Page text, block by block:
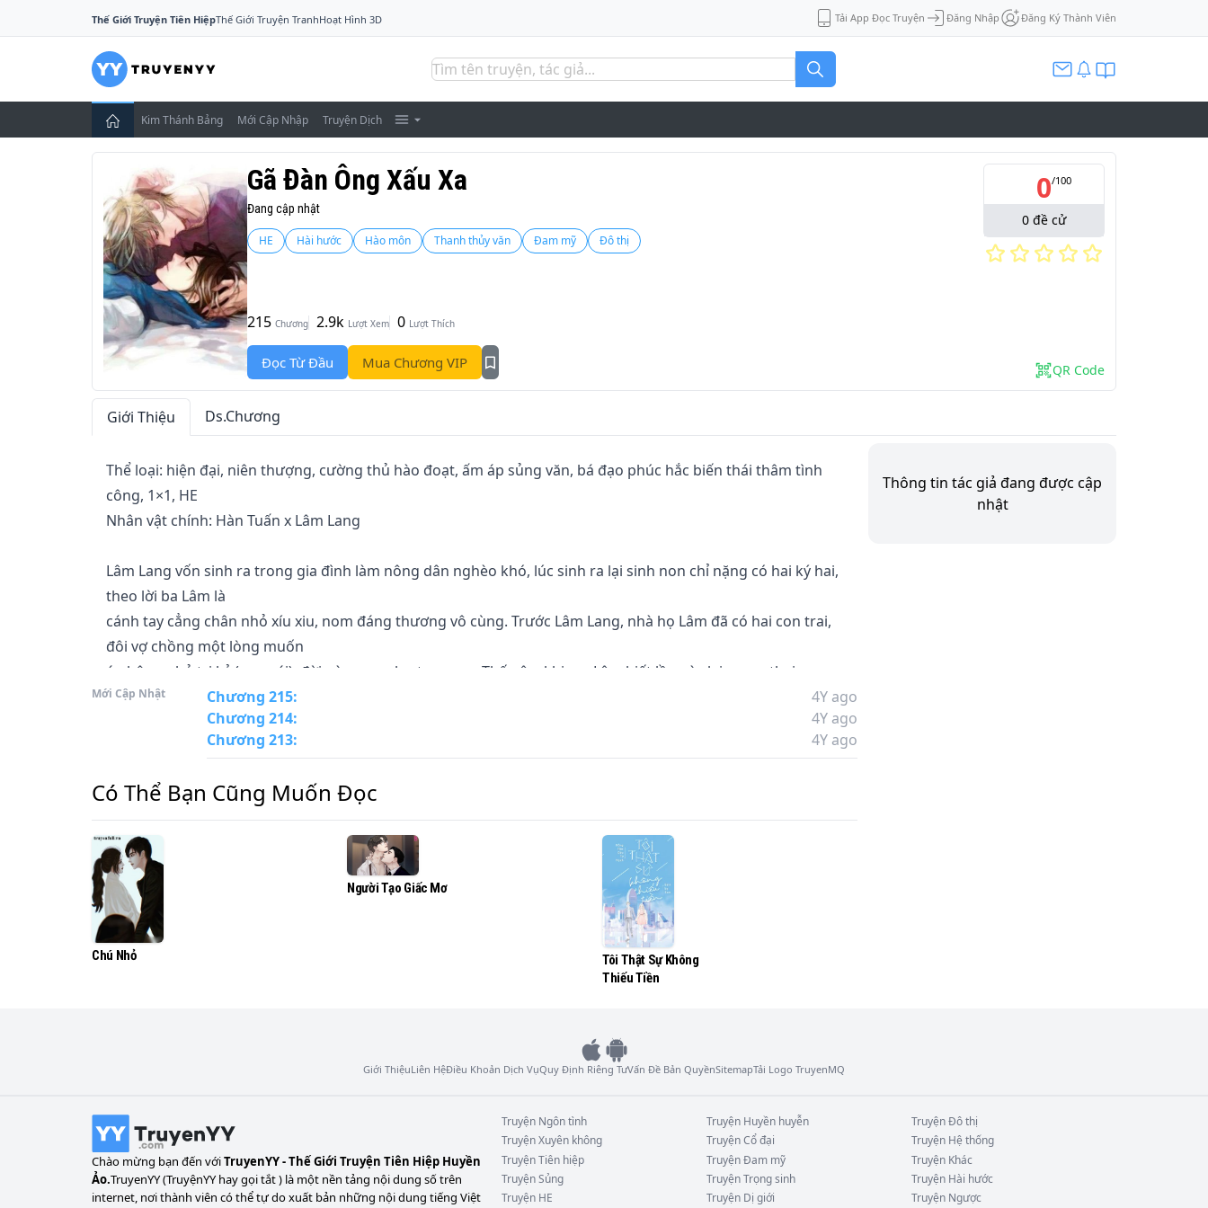
Thế Giới Truyện Tiên HiệpThế Giới Truyện TranhHoạt Hình 3D Tải App Đọc Truyện Đăng Nhập Đăng Ký Thành Viên
Kim Thánh Bảng Mới Cập Nhập Truyện Dịch
Gã Đàn Ông Xấu Xa
Đang cập nhật
HE Hài hước Hào môn Thanh thủy văn Đam mỹ Đô thị
215 Chương 2.9k Lượt Xem 0 Lượt Thích
Đọc Từ Đầu Mua Chương VIP
0/100
0 đề cử
QR Code
Giới Thiệu Ds.Chương
Thể loại: hiện đại, niên thượng, cường thủ hào đoạt, ấm áp sủng văn, bá đạo phúc hắc biến thái thâm tình
công, 1×1, HE
Nhân vật chính: Hàn Tuấn x Lâm Lang
Lâm Lang vốn sinh ra trong gia đình làm nông dân nghèo khó, lúc sinh ra lại sinh non chỉ nặng có hai ký hai,
theo lời ba Lâm là
cánh tay cẳng chân nhỏ xíu xiu, nom đáng thương vô cùng. Trước Lâm Lang, nhà họ Lâm đã có hai con trai,
đôi vợ chồng một lòng muốn
áo bông nhỏ tri kỷ (con gái), đời này xem như trọn vẹn. Thế nên, khi mẹ Lâm biết lần này lại mang thai con
trai, chẳng những không
vui sướng, ngược lại còn tính phá bỏ Lâm Lang.
đáng sợ. Thời khắc quan
trọng, vẫn là bà nội Lâm lên tiếng, bà cụ tư tưởng truyền thống, nói sao cũng không nhẫn tâm vứt bỏ cháu
trai nhỏ đã thành hình,
bèn vỗ bàn bảo: "Đẻ! Tụi bây nuôi không nổi tao nuôi!". Và như vậy Lâm Lang có mặt trong cuộc sống này.
Mới Cập Nhật Chương 215:
4Y ago
Chương 214:
4Y ago
Chương 213: 4Y ago
Có Thể Bạn Cũng Muốn Đọc
Chú Nhỏ
Người Tạo Giấc Mơ
Tôi Thật Sự Không
Thiếu Tiền
Thông tin tác giả đang được cập
nhật
Giới ThiệuLiên HệĐiều Khoản Dịch VụQuy Định Riêng TưVấn Đề Bản QuyềnSitemapTải Logo TruyenMQ
Chào mừng bạn đến vớiTruyenYY - Thế Giới Truyện Tiên Hiệp Huyền
Ảo.TruyenYY (TruyệnYY hay gọi tắt ) là một nền tảng nội dung số trên
internet, nơi thành viên có thể tự do xuất bản những nội dung tiếng Việt
Truyện Ngôn tình Truyện Huyền huyễn TruyệnĐô thị
TruyệnXuyên không TruyệnCổ đại Truyện Hệ thống
TruyệnTiên hiệp TruyệnĐam mỹ Truyện Khác
TruyệnSủng TruyệnTrọng sinh Truyện Hài hước
Truyện HE Truyện Dị giới Truyện Ngược